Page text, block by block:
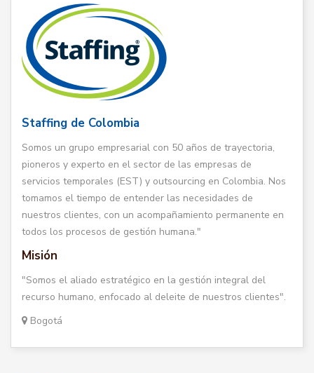
Staffing de Colombia
Somos un grupo empresarial con 50 años de trayectoria,
pioneros y experto en el sector de las empresas de
servicios temporales (EST) y outsourcing en Colombia. Nos
tomamos el tiempo de entender las necesidades de
nuestros clientes, con un acompañamiento permanente en
todos los procesos de gestión humana."
Misión
"Somos el aliado estratégico en la gestión integral del
recurso humano, enfocado al deleite de nuestros clientes".
Bogotá